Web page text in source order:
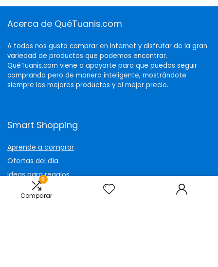
0
Comparar
Acerca de QuéTuanis.com
A todos nos gusta comprar en Internet y disfrutar de la gran
variedad de productos que podemos encontrar.
QuéTuanis.com viene a apoyarte para que puedas seguir
comprando pero de manera inteligente, mostrándote
siempre los mejores productos y al mejor precio.
Smart Shopping
Aprende a comprar
Ofertas del día
Ideas para regalos
Ver todo nuestro catálogo